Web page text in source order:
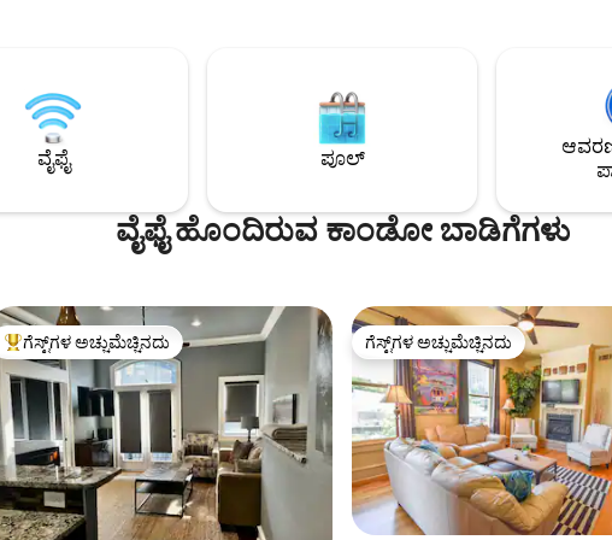
ಪಡೆಯಲು ಸೂಕ್ತ ಸ್ಥಳವಾಗಿದೆ.
ಅನೇಕ ಪಾರ್ಕ್‌ಗಳಿಗೆ ಹತ್ತಿರ. ಸುಲಭ ಪ್ರವೇಶ ಮತ್ತು
ಸಾಕಷ್ಟು ಪಾರ್ಕಿಂಗ್.
ವೈಫೈ ಪೂಲ್
ವೈಫೈ ಹೊಂದಿರುವ ಕಾಂಡೋ ಬಾಡಿಗೆಗಳು
ಗೆಸ್ಟ್‌ಗಳಿಗೆ ಅತಿ ಹೆಚ್ಚು ಅಚ್ಚುಮೆಚ್ಚಿನದು
ಗೆಸ್ಟ್‌ಗಳ ಅಚ್ಚುಮೆಚ್ಚಿನದು ಗೆಸ್ಟ್‌ಗಳ ಅಚ್ಚುಮೆಚ್ಚಿನದು
ಗೆಸ್ಟ್‌ಗಳ ಅಚ್ಚುಮೆಚ್ಚಿನದು